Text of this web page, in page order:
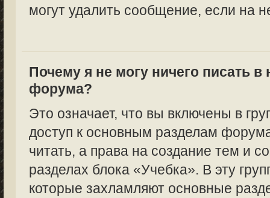
могут удалить сообщение, если на
Почему я не могу ничего писать в
форума?
Это означает, что вы включены в
доступ к основным разделам
читать, а права на создание тем и
разделах блока «Учебка». В эту
которые захламляют основные